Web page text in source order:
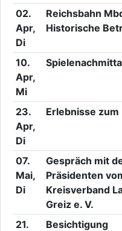
02.
Apr,
Di
Reichsbahn
Historische
10.
Apr,
Mi
23.
Apr,
Di
Erlebnisse
07.
Mai,
Di
Gespräch mit
Präsidenten
Kreisverband
Greiz e. V.
21.
Besichtigung